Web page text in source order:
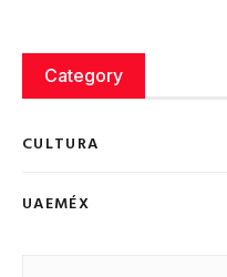
Category
CULTURA
UAEMÉX